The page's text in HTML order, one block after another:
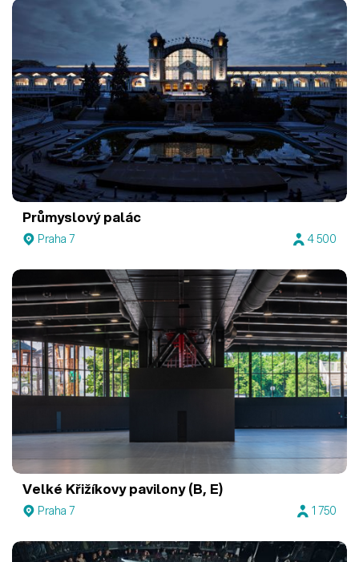
Průmyslový palác
Praha 7 4 500
Velké Křižíkovy pavilony (B, E)
Praha 7 1 750